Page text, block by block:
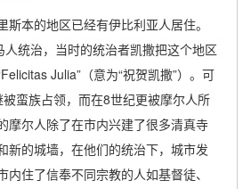
斯本的地区已经有伊比利亚人居住。
统治，当时的统治者凯撒把这个地区
Julia”（意为“祝贺凯撒”）。可
蛮族占领，而在8世纪更被摩尔人所
摩尔人除了在市内兴建了很多清真寺
新的城墙，在他们的统治下，城市发
内住了信奉不同宗教的人如基督徒、